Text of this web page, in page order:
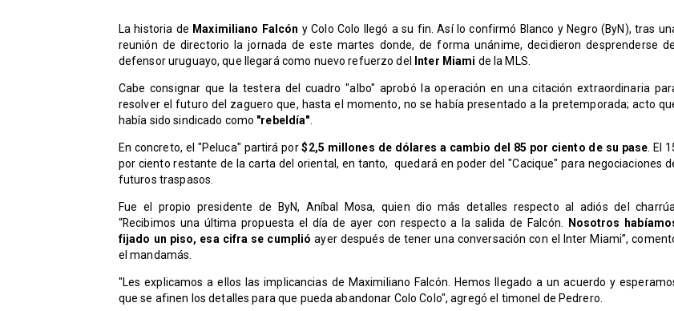
La historia de Maximiliano Falcón y Colo Colo llegó a su fin. Así lo confirmó Blanco y Negro (ByN), tras
reunión de directorio la jornada de este martes donde, de forma unánime, decidieron desprenderse del
defensor uruguayo, que llegará como nuevo refuerzo del
Inter Miami de la MLS.
Cabe consignar que la testera del cuadro "albo" aprobó la operación en una citación extraordinaria
resolver el futuro del zaguero que, hasta el momento, no se había presentado a la pretemporada; acto
había sido sindicado como "rebeldía".
En concreto, el "Peluca" partirá por$2,5 millones de dólares a cambio del 85 por ciento de su pase. El
por ciento restante de la carta del oriental, en tanto, quedará en poder del "Cacique" para negociaciones
futuros traspasos.
Fue el propio presidente de ByN, Aníbal Mosa, quien dio más detalles respecto al adiós del charrúa.
“Recibimos una última propuesta el día de ayer con respecto a la salida de Falcón.
Nosotros
fijado un piso, esa cifra se cumplióayer después de tener una conversación con el Inter Miami”,
el mandamás.
"Les explicamos a ellos las implicancias de Maximiliano Falcón. Hemos llegado a un acuerdo y
que se afinen los detalles para que pueda abandonar Colo Colo", agregó el timonel de Pedrero.